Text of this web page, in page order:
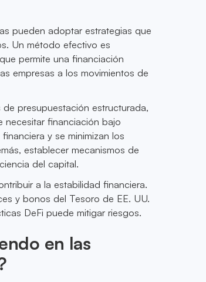
pueden adoptar estrategias que
Un método efectivo es
permite una financiación
empresas a los movimientos de
presupuestación estructurada,
necesitar financiación bajo
y se minimizan los
establecer mecanismos de
del capital.
a la estabilidad financiera.
y bonos del Tesoro de EE. UU.
DeFi puede mitigar riesgos.
en las